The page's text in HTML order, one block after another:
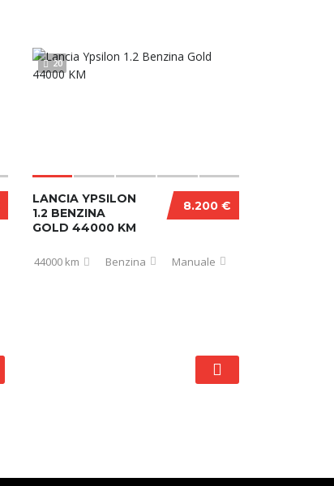
20
8.200 €
LANCIA YPSILON
1.2 BENZINA
GOLD 44000 KM
44000 km Benzina Manuale